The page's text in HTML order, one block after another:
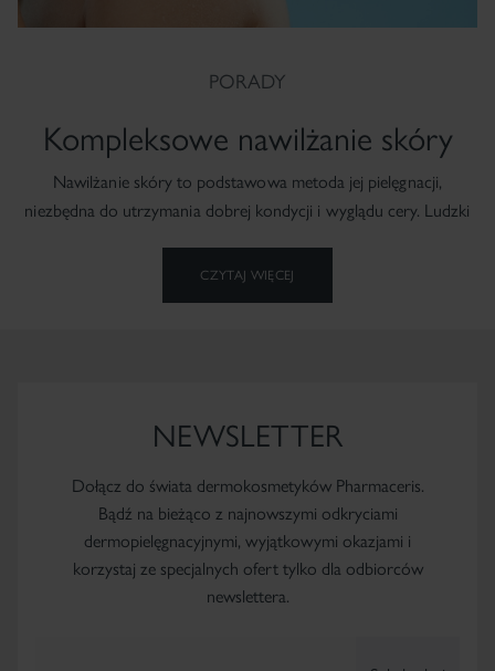
PORADY
Kompleksowe nawilżanie skóry
Nawilżanie skóry to podstawowa metoda jej pielęgnacji,
niezbędna do utrzymania dobrej kondycji i wyglądu cery. Ludzki
naskórek osłabia stan skóry, powodując przesuszenie, napięcie
CZYTAJ WIĘCEJ
NEWSLETTER
Dołącz do świata dermokosmetyków Pharmaceris.
Bądź na bieżąco z najnowszymi odkryciami
dermopielęgnacyjnymi, wyjątkowymi okazjami i
korzystaj ze specjalnych ofert tylko dla odbiorców
newslettera.